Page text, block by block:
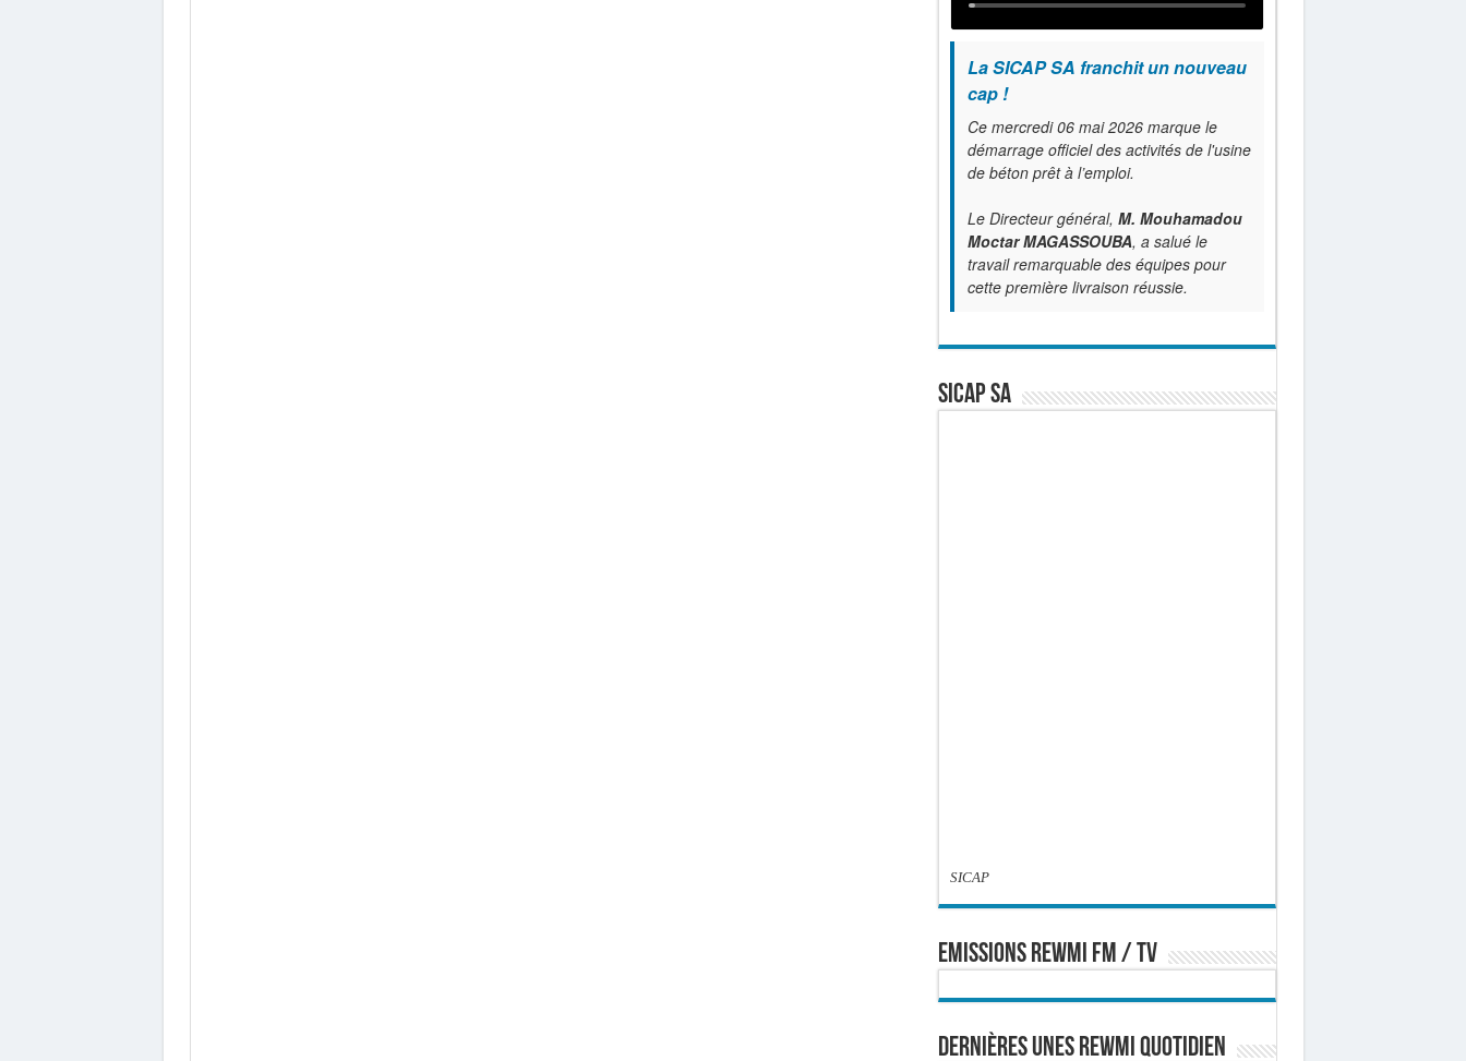
La SICAP SA franchit un nouveau
cap !
Ce mercredi 06 mai 2026 marque le
démarrage officiel des activités de l'usine
de béton prêt à l’emploi.
Le Directeur général, M. Mouhamadou
Moctar MAGASSOUBA, a salué le
travail remarquable des équipes pour
cette première livraison réussie.
SICAP SA
SICAP
EMISSIONS REWMI FM / TV
Dernières Unes Rewmi Quotidien